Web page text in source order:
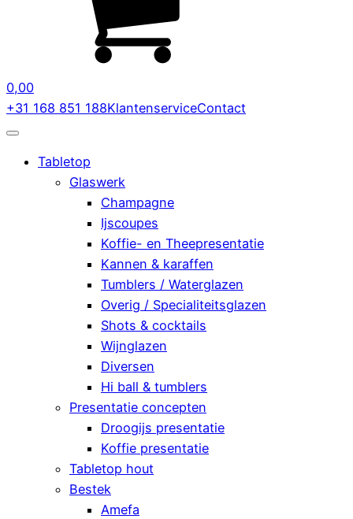
0,00
+31 168 851 188KlantenserviceContact
Tabletop
Glaswerk
Champagne
Ijscoupes
Koffie- en Theepresentatie
Kannen & karaffen
Tumblers / Waterglazen
Overig / Specialiteitsglazen
Shots & cocktails
Wijnglazen
Diversen
Hi ball & tumblers
Presentatie concepten
Droogijs presentatie
Koffie presentatie
Tabletop hout
Bestek
Amefa